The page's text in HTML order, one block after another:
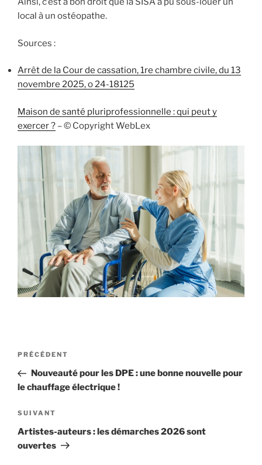
local à un ostéopathe.
Sources :
Arrêt de la Cour de cassation, 1re chambre civile, du 13
novembre 2025, o 24-18125
Maison de santé pluriprofessionnelle : qui peut y
exercer ? – © Copyright WebLex
Navigation
l’article
Article
précédent
PRÉCÉDENT
Nouveauté pour les DPE : une bonne nouvelle pour
le chauffage électrique !
Article
suivant
SUIVANT
Artistes-auteurs : les démarches 2026 sont
ouvertes